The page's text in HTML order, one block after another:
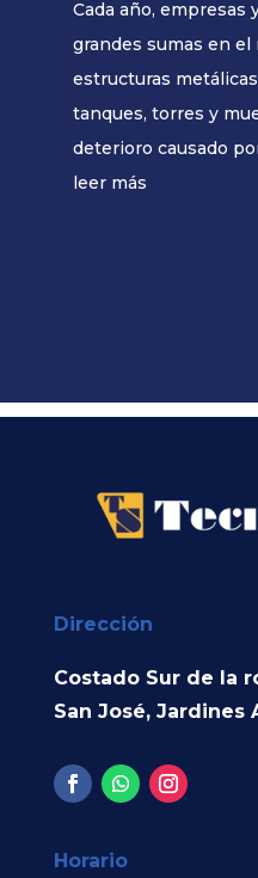
Cada año,
grandes sumas en
estructuras
tanques, torres y
deterioro causado
leer más
Dirección
Costado Sur de la
San José, Jardines
Horario